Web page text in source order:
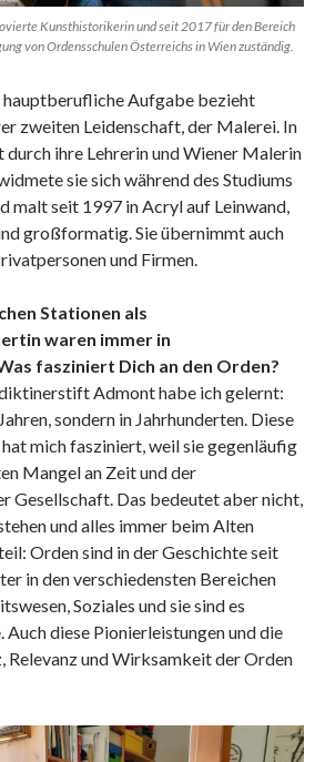
Kunsthistorikerin und seit 2017 für den Bereich
von Ordensschulen Österreichs in Wien zuständig.
Aufgabe bezieht
zweiten Leidenschaft, der Malerei. In
ihre Lehrerin und Wiener Malerin
sie sich während des Studiums
malt seit 1997 in Acryl auf Leinwand,
großformatig. Sie übernimmt auch
und Firmen.
Stationen als
waren immer in
fasziniert Dich an den Orden?
Admont habe ich gelernt:
sondern in Jahrhunderten. Diese
mich fasziniert, weil sie gegenläufig
Mangel an Zeit und der
Gesellschaft. Das bedeutet aber nicht,
und alles immer beim Alten
Orden sind in der Geschichte seit
in den verschiedensten Bereichen
Soziales und sie sind es
Auch diese Pionierleistungen und die
Relevanz und Wirksamkeit der Orden